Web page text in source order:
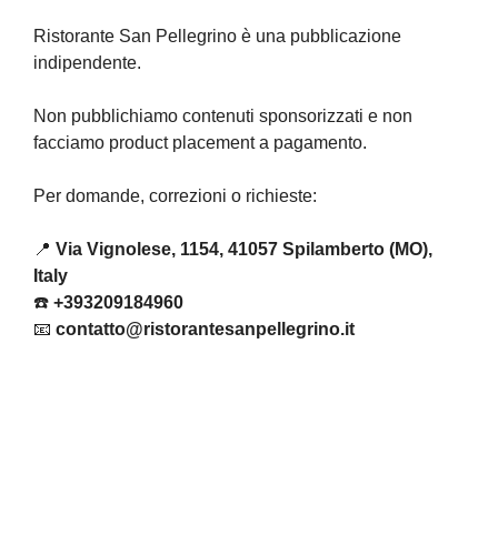
Ristorante San Pellegrino è una pubblicazione
indipendente.
Non pubblichiamo contenuti sponsorizzati e non
facciamo product placement a pagamento.
Per domande, correzioni o richieste:
📍 Via Vignolese, 1154, 41057 Spilamberto (MO),
Italy
☎️ +393209184960
📧 contatto@ristorantesanpellegrino.it